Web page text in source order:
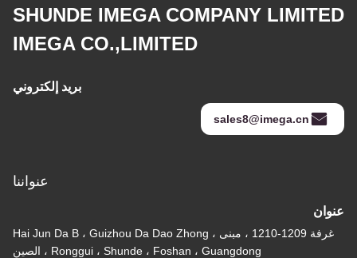
SHUNDE IMEGA COMPANY LIMITED
IMEGA CO.,LIMITED
بريد إلكتروني
sales8@imega.cn
عنواننا
عنوان
غرفة 1209-1210 ، مبنى Hai Jun Da B ، Guizhou Da Dao Zhong ،
Ronggui ، Shunde ، Foshan ، Guangdong ، الصين